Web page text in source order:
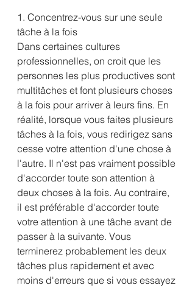
1. Concentrez-vous sur une seule
tâche à la fois
Dans certaines cultures
professionnelles, on croit que les
personnes les plus productives sont
multitâches et font plusieurs choses
à la fois pour arriver à leurs fins. En
réalité, lorsque vous faites plusieurs
tâches à la fois, vous redirigez sans
cesse votre attention d'une chose à
l'autre. Il n'est pas vraiment possible
d'accorder toute son attention à
deux choses à la fois. Au contraire,
il est préférable d'accorder toute
votre attention à une tâche avant de
passer à la suivante. Vous
terminerez probablement les deux
tâches plus rapidement et avec
moins d'erreurs que si vous essayez